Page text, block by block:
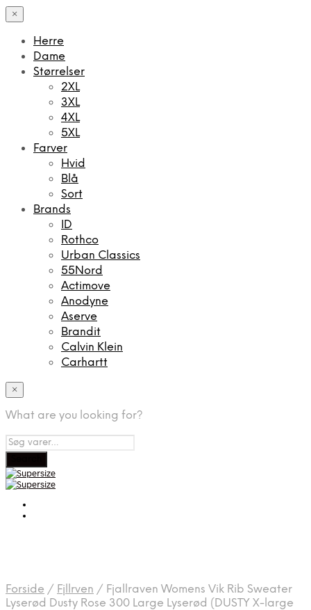
×
Herre
Dame
Størrelser
2XL
3XL
4XL
5XL
Farver
Hvid
Blå
Sort
Brands
ID
Rothco
Urban Classics
55Nord
Actimove
Anodyne
Aserve
Brandit
Calvin Klein
Carhartt
×
What are you looking for?
Forside / Fjllrven / Fjallraven Womens Vik Rib Sweater
Lyserød Dusty Rose 300 Large Lyserød (DUSTY X-large